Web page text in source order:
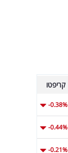
קריפטו
-0.38%
-0.44%
-0.21%